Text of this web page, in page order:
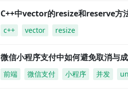
C++中vector的resize和reserve方
c++ vector resize
微信小程序支付中如何避免取消与
前端 微信支付 小程序 并发